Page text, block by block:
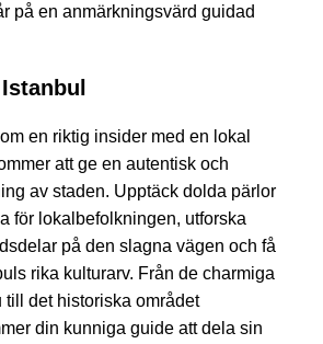
på en anmärkningsvärd guidad
en riktig insider med en lokal
att ge en autentisk och
av staden. Upptäck dolda pärlor
för lokalbefolkningen, utforska
på den slagna vägen och få
rika kulturarv. Från de charmiga
det historiska området
din kunniga guide att dela sin